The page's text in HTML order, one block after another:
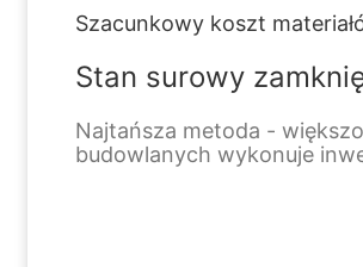
Szacunkowy koszt
Stan surowy
Najtańsza metoda -
budowlanych wykonuje